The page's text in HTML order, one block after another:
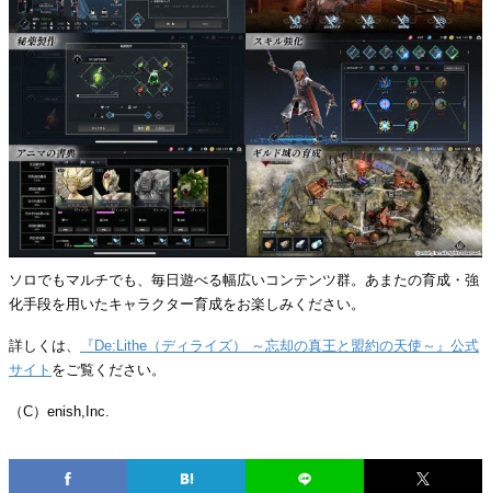
ソロでもマルチでも、毎日遊べる幅広いコンテンツ群。あまたの育成・強
化手段を用いたキャラクター育成をお楽しみください。
詳しくは、
『De:Lithe（ディライズ） ～忘却の真王と盟約の天使～』公式
サイト をご覧ください。
（C）enish,Inc.